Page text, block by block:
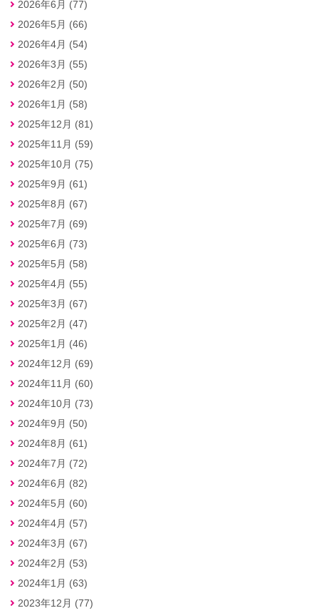
2026年6月 (77)
2026年5月 (66)
2026年4月 (54)
2026年3月 (55)
2026年2月 (50)
2026年1月 (58)
2025年12月 (81)
2025年11月 (59)
2025年10月 (75)
2025年9月 (61)
2025年8月 (67)
2025年7月 (69)
2025年6月 (73)
2025年5月 (58)
2025年4月 (55)
2025年3月 (67)
2025年2月 (47)
2025年1月 (46)
2024年12月 (69)
2024年11月 (60)
2024年10月 (73)
2024年9月 (50)
2024年8月 (61)
2024年7月 (72)
2024年6月 (82)
2024年5月 (60)
2024年4月 (57)
2024年3月 (67)
2024年2月 (53)
2024年1月 (63)
2023年12月 (77)